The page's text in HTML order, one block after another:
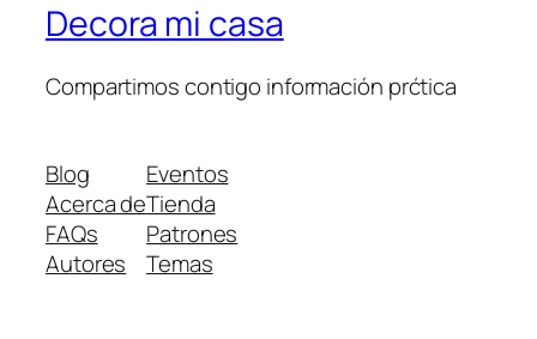
Decora mi casa
Compartimos contigo información prćtica
Blog
Acerca de
FAQs
Autores
Eventos
Tienda
Patrones
Temas